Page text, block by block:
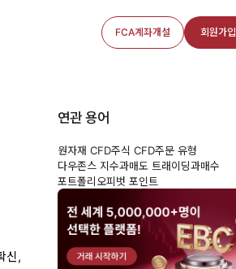
FCA계좌개설 회원가입
신,
연관 용어
원자재 CFD주식 CFD주문 유형
다우존스 지수과매도 트래이딩과매수
포트폴리오피벗 포인트